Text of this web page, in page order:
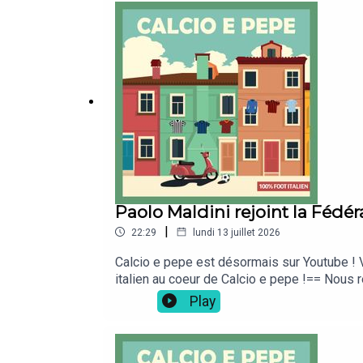
sur Apple Podcast👉 sur Spotify👉 sur
www.calcioepepe.fr== Connexe
entraîneurs, dirigeants, recruteurs,
Paolo Maldini rejoint la
22:29 | lundi 13 juillet 2026
Calcio e pepe est désormais sur Youtube !
italien au coeur de Calcio e pepe !== Nous
ta culture foot ! Elle est disponible ici sur
mettre 5 étoiles ⭐⭐⭐⭐⭐ sur Apple
directeur technique et de Leonardo
nous ==👉 sur Twitter👉 sur Apple
Play